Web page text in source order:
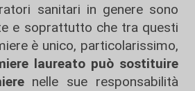
sanitari in genere sono
e soprattutto che tra questi
è unico, particolarissimo,
laureato può sostituire
nelle sue responsabilità